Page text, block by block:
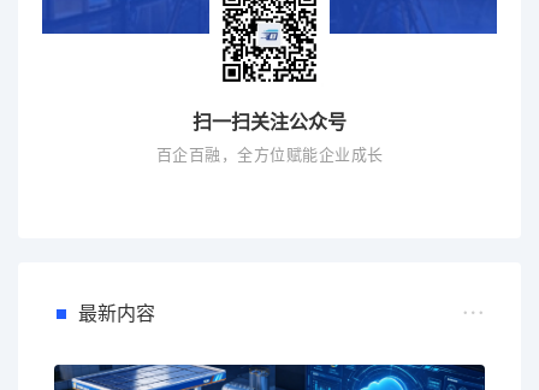
扫一扫关注公众号
百企百融，全方位赋能企业成长
最新内容